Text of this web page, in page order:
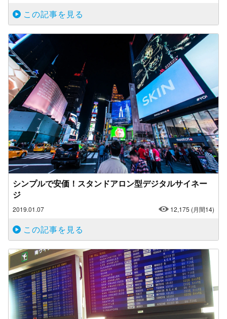
この記事を見る
シンプルで安価！スタンドアロン型デジタルサイネー
ジ
2019.01.07 12,175 (月間14)
この記事を見る